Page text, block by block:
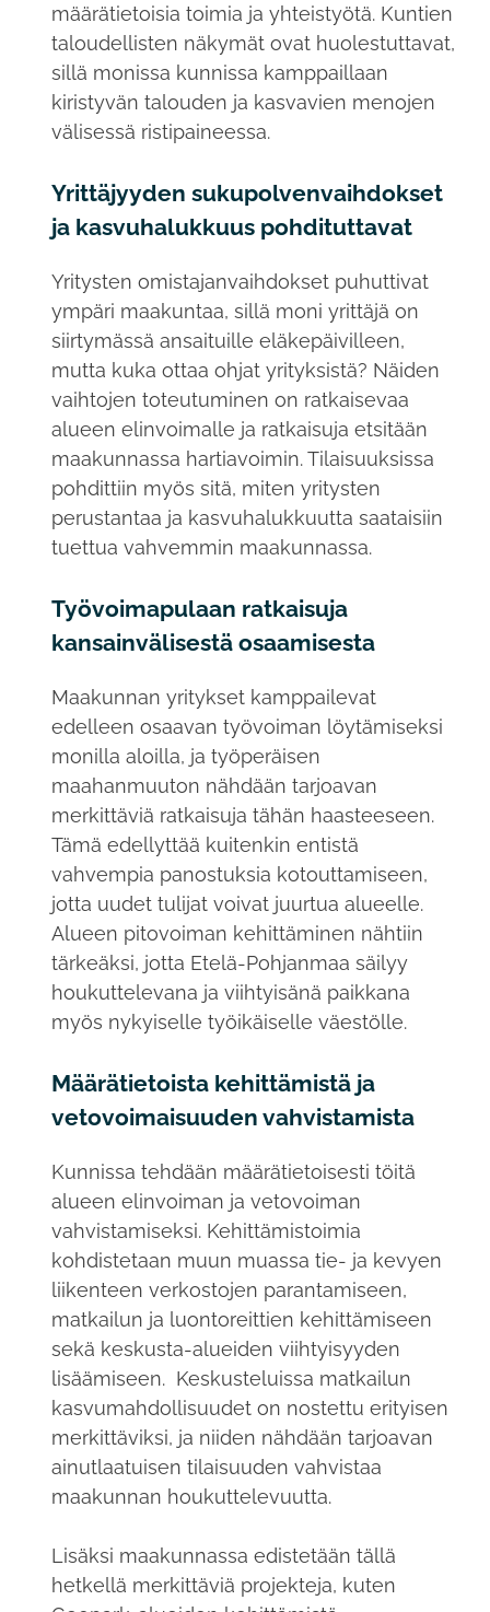
määrätietoisia toimia ja yhteistyötä. Kuntien
taloudellisten näkymät ovat huolestuttavat,
sillä monissa kunnissa kamppaillaan
kiristyvän talouden ja kasvavien menojen
välisessä ristipaineessa.
Yrittäjyyden sukupolvenvaihdokset
ja kasvuhalukkuus pohdituttavat
Yritysten omistajanvaihdokset puhuttivat
ympäri maakuntaa, sillä moni yrittäjä on
siirtymässä ansaituille eläkepäivilleen,
mutta kuka ottaa ohjat yrityksistä? Näiden
vaihtojen toteutuminen on ratkaisevaa
alueen elinvoimalle ja ratkaisuja etsitään
maakunnassa hartiavoimin. Tilaisuuksissa
pohdittiin myös sitä, miten yritysten
perustantaa ja kasvuhalukkuutta saataisiin
tuettua vahvemmin maakunnassa.
Työvoimapulaan ratkaisuja
kansainvälisestä osaamisesta
Maakunnan yritykset kamppailevat
edelleen osaavan työvoiman löytämiseksi
monilla aloilla, ja työperäisen
maahanmuuton nähdään tarjoavan
merkittäviä ratkaisuja tähän haasteeseen.
Tämä edellyttää kuitenkin entistä
vahvempia panostuksia kotouttamiseen,
jotta uudet tulijat voivat juurtua alueelle.
Alueen pitovoiman kehittäminen nähtiin
tärkeäksi, jotta Etelä-Pohjanmaa säilyy
houkuttelevana ja viihtyisänä paikkana
myös nykyiselle työikäiselle väestölle.
Määrätietoista kehittämistä ja
vetovoimaisuuden vahvistamista
Kunnissa tehdään määrätietoisesti töitä
alueen elinvoiman ja vetovoiman
vahvistamiseksi. Kehittämistoimia
kohdistetaan muun muassa tie- ja kevyen
liikenteen verkostojen parantamiseen,
matkailun ja luontoreittien kehittämiseen
sekä keskusta-alueiden viihtyisyyden
lisäämiseen. Keskusteluissa matkailun
kasvumahdollisuudet on nostettu erityisen
merkittäviksi, ja niiden nähdään tarjoavan
ainutlaatuisen tilaisuuden vahvistaa
maakunnan houkuttelevuutta.
Lisäksi maakunnassa edistetään tällä
hetkellä merkittäviä projekteja, kuten